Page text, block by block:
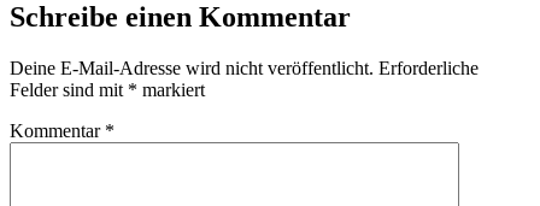
Schreibe einen Kommentar
Deine E-Mail-Adresse wird nicht veröffentlicht. Erforderliche
Felder sind mit * markiert
Kommentar *